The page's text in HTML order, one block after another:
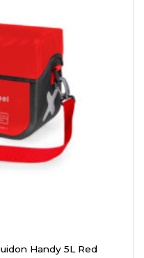
Handy 5L Red